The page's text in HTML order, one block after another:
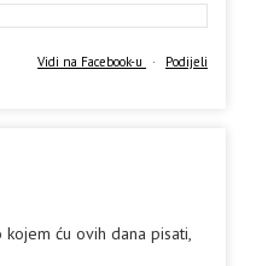
Vidi na Facebook-u · Podijeli
ću ovih dana pisati,